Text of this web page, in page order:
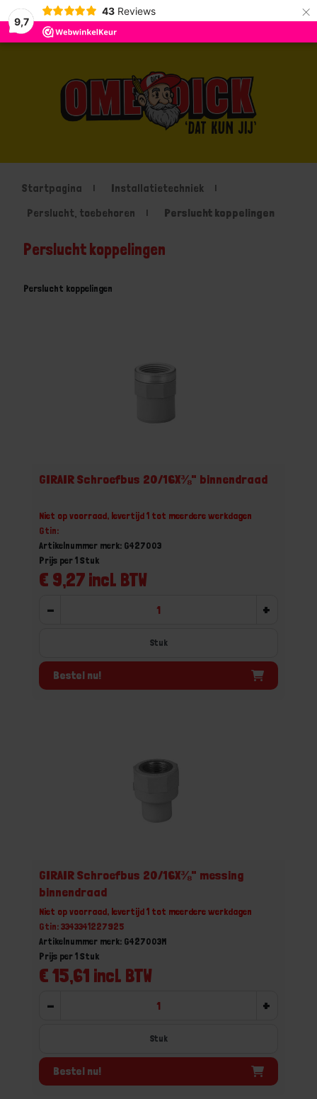
9,7
43 Reviews ×
Startpagina
Installatietechniek
Perslucht, toebehoren
Perslucht koppelingen
Perslucht koppelingen
Perslucht koppelingen
GIRAIR Schroefbus 20/16X⅜" binnendraad
Niet op voorraad, levertijd 1 tot meerdere werkdagen
Gtin:
Artikelnummer merk: G427003
€ 9,27 incl. BTW
Prijs per 1 Stuk
- +
Stuk
Bestel nu!
GIRAIR Schroefbus 20/16X⅜" messing
binnendraad
Niet op voorraad, levertijd 1 tot meerdere werkdagen
Gtin: 3343341227925
Artikelnummer merk: G427003M
€ 15,61 incl. BTW
Prijs per 1 Stuk
- +
Stuk
Bestel nu!